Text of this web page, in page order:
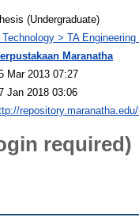
(Undergraduate)
Technology > TA
Maranatha
Mar 2013 07:27
Jan 2018 03:06
required)